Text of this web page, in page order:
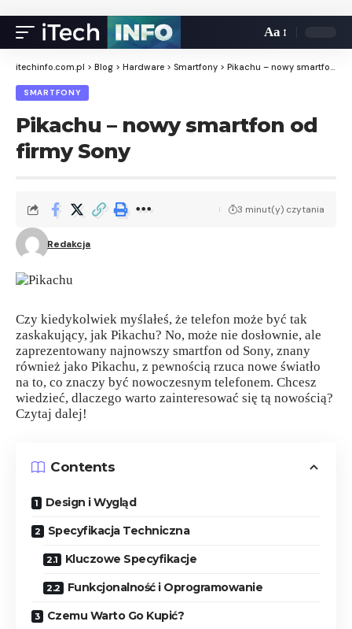
Aa
itechinfo.com.pl > Blog > Hardware > Smartfony > Pikachu – nowy smartfon od firmy Sony
SMARTFONY
Pikachu – nowy smartfon od
firmy Sony
Redakcja
3 minut(y) czytania
Czy kiedykolwiek myślałeś, że telefon może być tak
zaskakujący, jak Pikachu? No, może nie dosłownie, ale
zaprezentowany najnowszy smartfon od Sony, znany
również jako Pikachu, z pewnością rzuca nowe światło
na to, co znaczy być nowoczesnym telefonem. Chcesz
wiedzieć, dlaczego warto zainteresować się tą nowością?
Czytaj dalej!
Contents
Design i Wygląd
Specyfikacja Techniczna
Kluczowe Specyfikacje
Funkcjonalność i Oprogramowanie
Czemu Warto Go Kupić?